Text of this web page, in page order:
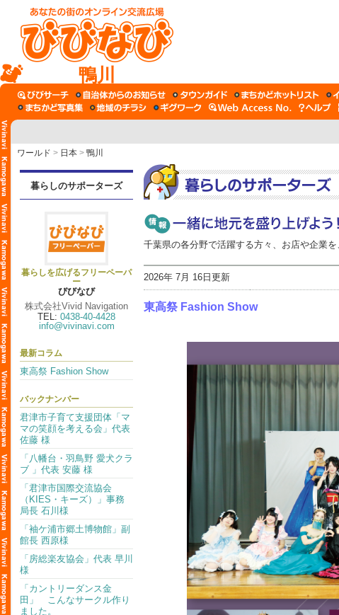
鴨川
ワールド > 日本 > 鴨川
暮らしのサポーターズ
暮らしを広げるフリーペーパ
ー
びびなび
株式会社Vivid Navigation
TEL: 0438-40-4428
info@vivinavi.com
最新コラム
東高祭 Fashion Show
バックナンバー
君津市子育て支援団体「マ
マの笑顔を考える会」代表
佐藤 様
「八幡台・羽鳥野 愛犬クラ
ブ 」代表 安藤 様
「君津市国際交流協会
（KIES・キーズ）」事務
局長 石川様
「袖ケ浦市郷土博物館」副
館長 西原様
「房総楽友協会」代表 早川
様
「カントリーダンス金
田」 こんなサークル作り
ました。
千葉県の各分野で活躍する方々、お店や企業
2026年 7月 16日更新
東高祭 Fashion Show